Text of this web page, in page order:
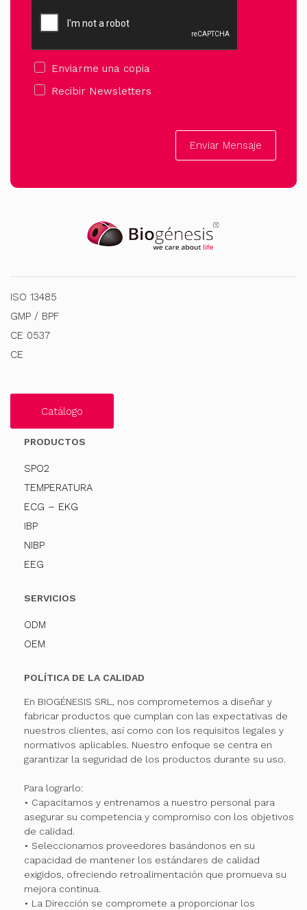
Enviarme una copia
Recibir Newsletters
Enviar Mensaje
ISO 13485
GMP / BPF
CE 0537
CE
Catálogo
PRODUCTOS
SPO2
TEMPERATURA
ECG – EKG
IBP
NIBP
EEG
SERVICIOS
ODM
OEM
POLÍTICA DE LA CALIDAD
En BIOGÉNESIS SRL, nos comprometemos a diseñar y
fabricar productos que cumplan con las expectativas de
nuestros clientes, así como con los requisitos legales y
normativos aplicables. Nuestro enfoque se centra en
garantizar la seguridad de los productos durante su uso.
Para lograrlo:
• Capacitamos y entrenamos a nuestro personal para
asegurar su competencia y compromiso con los objetivos
de calidad.
• Seleccionamos proveedores basándonos en su
capacidad de mantener los estándares de calidad
exigidos, ofreciendo retroalimentación que promueva su
mejora continua.
• La Dirección se compromete a proporcionar los